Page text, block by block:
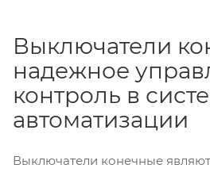
Выключатели
надежное
контроль в
автоматизации
Выключатели конечные